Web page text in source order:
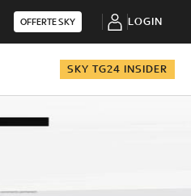
OFFERTE SKY LOGIN
SKY TG24 INSIDER